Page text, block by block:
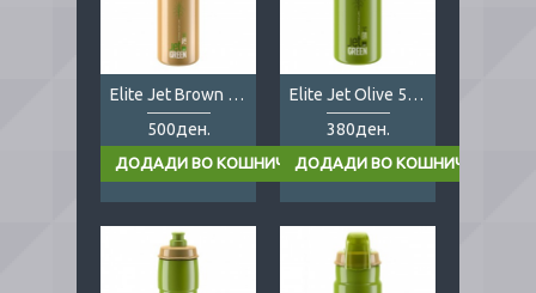
Elite Jet Brown 750ml
500ден.
Elite Jet Olive 550ml
380ден.